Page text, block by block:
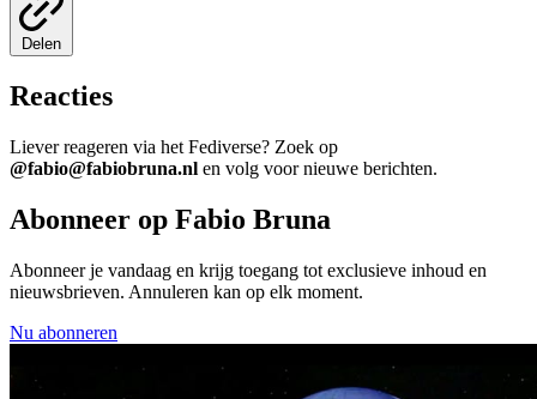
Delen
Reacties
Liever reageren via het Fediverse? Zoek op
@fabio@fabiobruna.nl en volg voor nieuwe berichten.
Abonneer op Fabio Bruna
Abonneer je vandaag en krijg toegang tot exclusieve inhoud en
nieuwsbrieven. Annuleren kan op elk moment.
Nu abonneren